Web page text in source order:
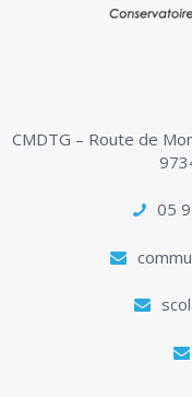
CMDTG – Route de
05